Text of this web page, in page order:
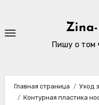
содержимому
Пишу о том
Главная страница
Уход
Контурная пластика